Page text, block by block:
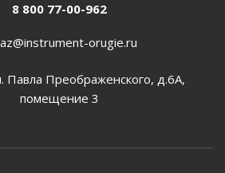
8 800 77-00-962
orugie.ru
Павла Преображенского, д.6А,
помещение 3